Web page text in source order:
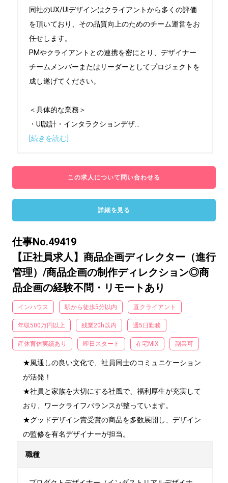
同社のUX/UIデザインはクライアントから多くの評価
を頂いており、その品質向上のためのチーム運営をお
任せします。
PMやクライアントとの連携を密にとり、デザイナー
チームメンバーまたはリーダーとしてプロジェクトを
成し遂げてください。
＜具体的な業務＞
・UI設計・インタラクションデザ
[続きを読む]
この求人について問い合わせる
詳細を見る
仕事No.49419
【正社員求人】商品企画ディレクター（進行
管理）/商品企画の制作ディレクション◎商
品企画の経験不問・リモートあり
インハウス 駅から徒歩5分以内 直クライアント
年収500万円以上 残業20h以内 週5日勤務
産休育休実績あり 即日スタート 在宅MIX 副業可
★風通しの良い文化で、社員同士のコミュニケーション
が活発！
★社員と家族を大切にする社風で、福利厚生が充実して
おり、ワークライフバランスが整っています。
★グッドデザイン賞受賞の商品を多数展開し、デザイン
の監修を有名デザイナーが担当。
職種